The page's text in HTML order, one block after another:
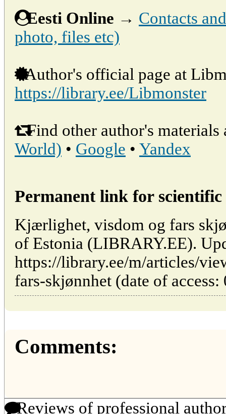
Eesti Online → Contacts
photo, files etc)
Author's official page at
https://library.ee/Libmonster
Find other author's materials
World) • Google • Yandex
Permanent link for
Kjærlighet, visdom og fars
of Estonia (LIBRARY.EE).
https://library.ee/m/articles/
fars-skjønnhet (date of
Comments:
Reviews of professional